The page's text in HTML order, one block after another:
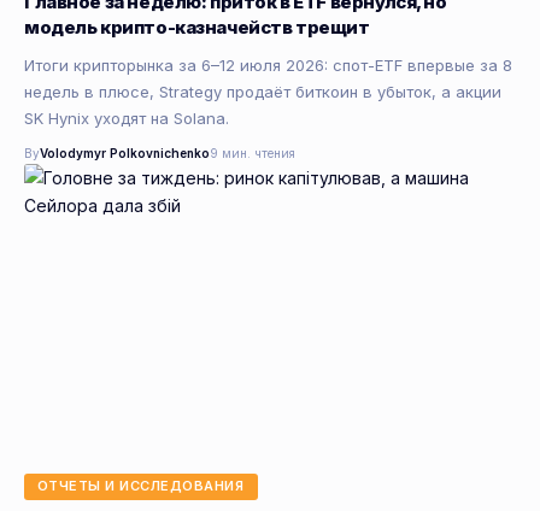
модель крипто-казначейств трещит
Итоги крипторынка за 6–12 июля 2026: спот-ETF впервые за 8
недель в плюсе, Strategy продаёт биткоин в убыток, а акции
SK Hynix уходят на Solana.
ByVolodymyr Polkovnichenko9 мин. чтения
ОТЧЕТЫ И ИССЛЕДОВАНИЯ